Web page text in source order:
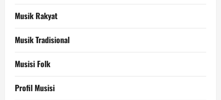
Musik Rakyat
Musik Tradisional
Musisi Folk
Profil Musisi